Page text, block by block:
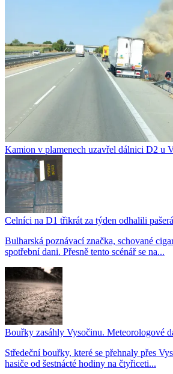
Kamion v plamenech uzavřel dálnici D2 u
Celníci na D1 třikrát za týden odhalili
Bulharská poznávací značka, schované
spotřební dani. Přesně tento scénář se na...
Bouřky zasáhly Vysočinu. Meteorologové
Středeční bouřky, které se přehnaly přes
hasiče od šestnácté hodiny na čtyřiceti...